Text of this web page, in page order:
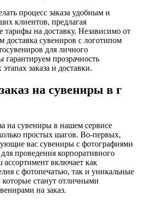
процесс заказа удобным и
клиентов, предлагая
тарифы на доставку. Независимо от
доставка сувениров с логотипом
для личного
гарантируем прозрачность
заказа и доставки.
на сувениры в г
на сувениры в нашем сервисе
простых шагов. Во-первых,
вас сувениры с фотографиями
проведения корпоративного
включает как
с фотопечатью, так и уникальные
станут отличными
на заказ.